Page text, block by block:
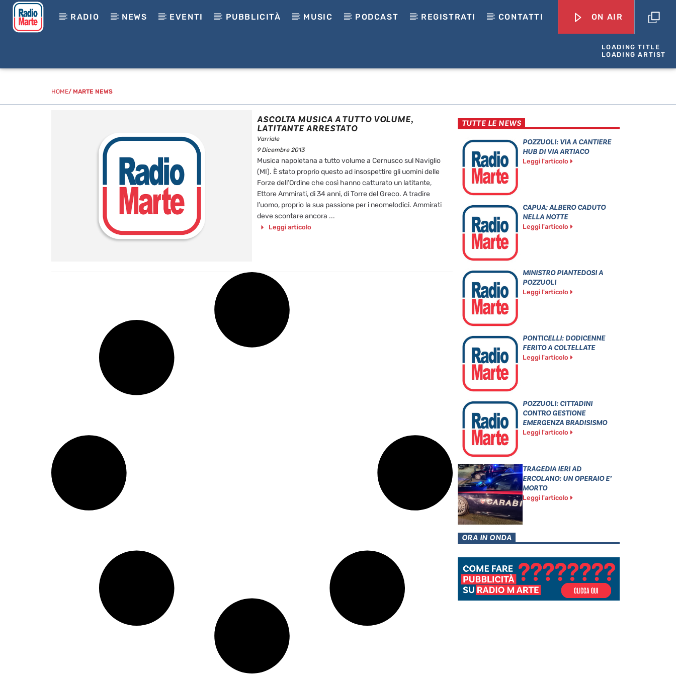
RADIO NEWS EVENTI PUBBLICITÀ MUSIC PODCAST REGISTRATI CONTATTI ON AIR
LOADING TITLE
LOADING ARTIST
HOME/ MARTE NEWS
ASCOLTA MUSICA A TUTTO VOLUME,
LATITANTE ARRESTATO
Varriale
9 Dicembre 2013
Musica napoletana a tutto volume a Cernusco sul Naviglio
(MI). È stato proprio questo ad insospettire gli uomini delle
Forze dell’Ordine che così hanno catturato un latitante,
Ettore Ammirati, di 34 anni, di Torre del Greco. A tradire
l’uomo, proprio la sua passione per i neomelodici. Ammirati
deve scontare ancora ...
Leggi articolo
TUTTE LE NEWS
POZZUOLI: VIA A CANTIERE
HUB DI VIA ARTIACO
Leggi l'articolo
CAPUA: ALBERO CADUTO
NELLA NOTTE
Leggi l'articolo
MINISTRO PIANTEDOSI A
POZZUOLI
Leggi l'articolo
PONTICELLI: DODICENNE
FERITO A COLTELLATE
Leggi l'articolo
POZZUOLI: CITTADINI
CONTRO GESTIONE
EMERGENZA BRADISISMO
Leggi l'articolo
TRAGEDIA IERI AD
ERCOLANO: UN OPERAIO E’
MORTO
Leggi l'articolo
ORA IN ONDA